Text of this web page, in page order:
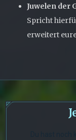
Juwelen der
Spricht
erweitert